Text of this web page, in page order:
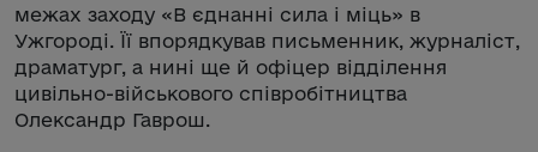
межах заходу «В єднанні сила і міць» в
Ужгороді. Її впорядкував письменник, журналіст,
драматург, а нині ще й офіцер відділення
цивільно-військового співробітництва
Олександр Гаврош.